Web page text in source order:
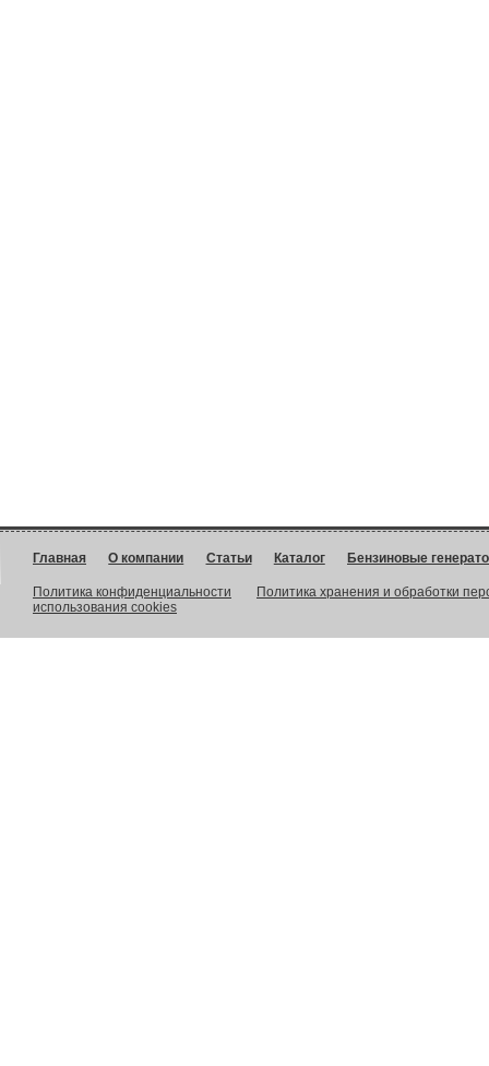
Главная О компании Статьи Каталог Бензиновые
Политика конфиденциальности
Политика хранения и обработки
использования cookies